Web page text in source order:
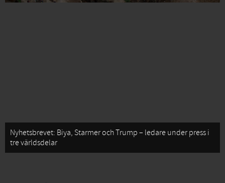
Nyhetsbrevet: Biya, Starmer och Trump – ledare under press i
tre världsdelar